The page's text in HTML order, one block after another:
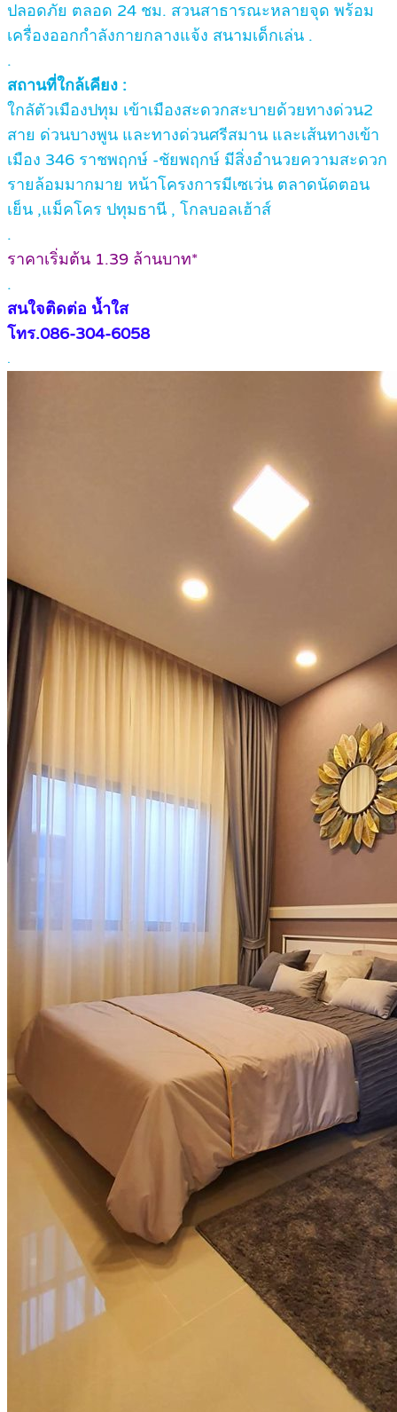
ปลอดภัย ตลอด 24 ชม. สวนสาธารณะหลายจุด พร้อม
เครื่องออกกำลังกายกลางแจ้ง สนามเด็กเล่น .
.
สถานที่ใกล้เคียง :
ใกลัตัวเมืองปทุม เข้าเมืองสะดวกสะบายด้วยทางด่วน2
สาย ด่วนบางพูน และทางด่วนศรีสมาน และเส้นทางเข้า
เมือง 346 ราชพฤกษ์ -ชัยพฤกษ์ มีสิ่งอำนวยความสะดวก
รายล้อมมากมาย หน้าโครงการมีเซเว่น ตลาดนัดตอน
เย็น ,แม็คโคร ปทุมธานี , โกลบอลเฮ้าส์
.
ราคาเริ่มต้น 1.39 ล้านบาท*
.
สนใจติดต่อ น้ำใส
โทร.086-304-6058
.